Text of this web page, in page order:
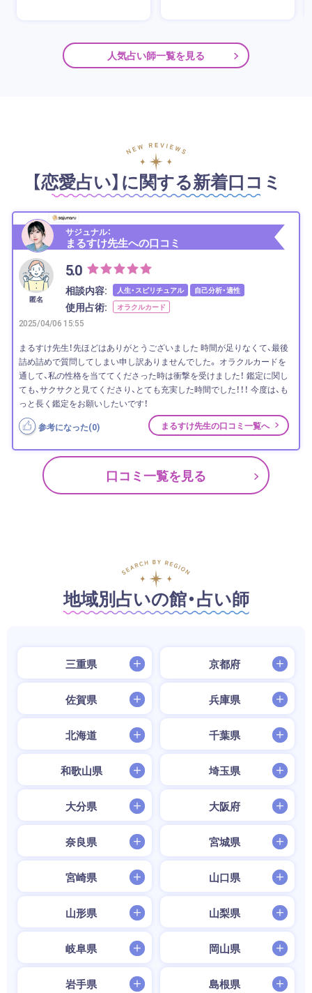
人気占い師一覧を見る
【恋愛占い】に関する新着口コミ
サジュナル：
まるすけ先生への口コミ
匿名
5.0
相談内容: 人生・スピリチュアル 自己分析・適性
使用占術: オラクルカード
2025/04/06 15:55
まるすけ先生！先ほどはありがとうございました 時間が足りなくて、最後
詰め詰めで質問してしまい申し訳ありませんでした。 オラクルカードを
通して、私の性格を当ててくださった時は衝撃を受けました！ 鑑定に関し
ても、サクサクと見てくださり、とても充実した時間でした！！！ 今度は、も
っと長く鑑定をお願いしたいです！
参考になった(0) まるすけ先生の口コミ一覧へ
口コミ一覧を見る
地域別占いの館・占い師
三重県 京都府
佐賀県 兵庫県
北海道 千葉県
和歌山県 埼玉県
大分県 大阪府
奈良県 宮城県
宮崎県 山口県
山形県 山梨県
岐阜県 岡山県
岩手県 島根県